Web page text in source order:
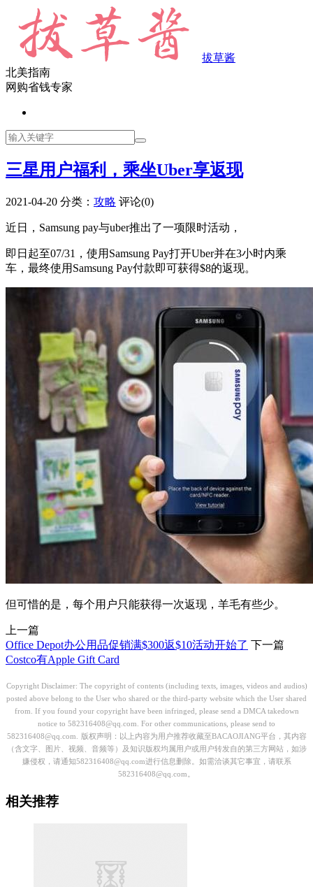
拔草酱
北美指南
网购省钱专家
三星用户福利，乘坐Uber享返现
2021-04-20 分类： 攻略 评论(0)
近日，Samsung pay与uber推出了一项限时活动，
即日起至07/31，使用Samsung Pay打开Uber并在3小时内乘
车，最终使用Samsung Pay付款即可获得$8的返现。
但可惜的是，每个用户只能获得一次返现，羊毛有些少。
上一篇
Office Depot办公用品促销满$300返$10活动开始了 下一篇
Costco有Apple Gift Card
Copyright Disclaimer: The copyright of contents (including texts, images, videos and audios)
posted above belong to the User who shared or the third-party website which the User shared
from. If you found your copyright have been infringed, please send a DMCA takedown
notice to 582316408@qq.com. For other communications, please send to
582316408@qq.com.
版权声明：以上内容为用户推荐收藏至BACAOJIANG平台，其内容
（含文字、图片、视频、音频等）及知识版权均属用户或用户转发自的第三方网站，如涉
嫌侵权，请通知582316408@qq.com进行信息删除。如需洽谈其它事宜，请联系
582316408@qq.com。
相关推荐